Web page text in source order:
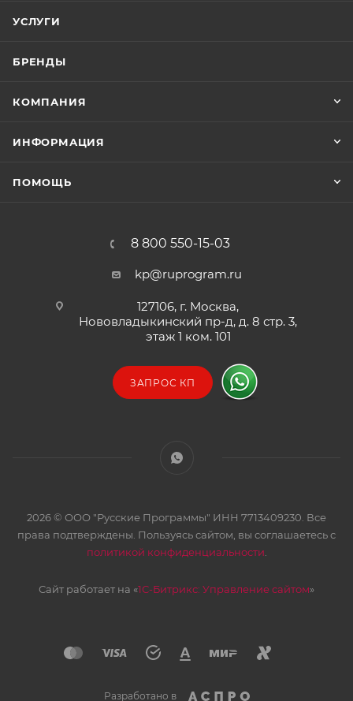
УСЛУГИ
БРЕНДЫ
КОМПАНИЯ
ИНФОРМАЦИЯ
ПОМОЩЬ
8 800 550-15-03
kp@ruprogram.ru
127106, г. Москва,
Нововладыкинский пр-д, д. 8 стр. 3,
этаж 1 ком. 101
ЗАПРОС КП
2026 © ООО "Русские Программы" ИНН 7713409230. Все
права подтверждены. Пользуясь сайтом, вы соглашаетесь с
политикой конфиденциальности
Сайт работает на «1С-Битрикс: Управление сайтом»
Разработано в